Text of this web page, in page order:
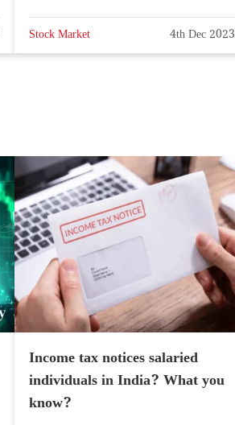
Stock Market 4th Dec 2023
Income tax notices salaried
individuals in India? What you
know?